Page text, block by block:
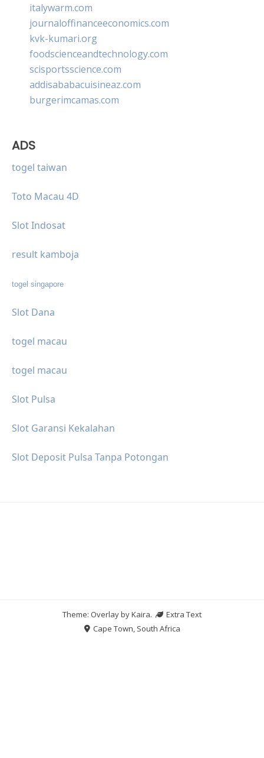
italywarm.com
journaloffinanceeconomics.com
kvk-kumari.org
foodscienceandtechnology.com
scisportsscience.com
addisababacuisineaz.com
burgerimcamas.com
ADS
togel taiwan
Toto Macau 4D
Slot Indosat
result kamboja
togel singapore
Slot Dana
togel macau
togel macau
Slot Pulsa
Slot Garansi Kekalahan
Slot Deposit Pulsa Tanpa Potongan
Theme: Overlay byKaira.
Extra Text
Cape Town, South Africa